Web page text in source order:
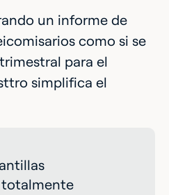
un informe de
como si se
para el
simplifica el
totalmente